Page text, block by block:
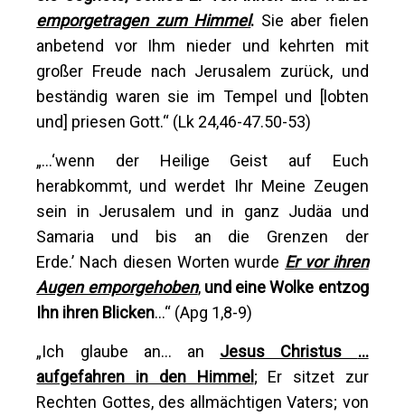
emporgetragen zum Himmel. Sie aber fielen
anbetend vor Ihm nieder und kehrten mit
großer Freude nach Jerusalem zurück, und
beständig waren sie im Tempel und [lobten
und] priesen Gott.“ (Lk 24,46-47.50-53)
„…‘wenn der Heilige Geist auf Euch
herabkommt, und werdet Ihr Meine Zeugen
sein in Jerusalem und in ganz Judäa und
Samaria und bis an die Grenzen der
Erde.’ Nach diesen Worten wurde Er vor ihren
Augen emporgehoben,und eine Wolke entzog
Ihn ihren Blicken…“ (Apg 1,8-9)
„Ich glaube an… an Jesus Christus …
aufgefahren in den Himmel ; Er sitzet zur
Rechten Gottes, des allmächtigen Vaters; von